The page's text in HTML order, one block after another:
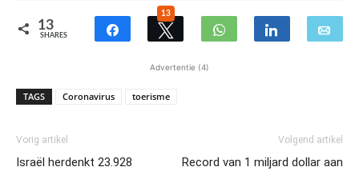
13
SHARES
13
Advertentie (4)
TAGS Coronavirus toerisme
Vorig artikel
Israël herdenkt 23.928
Volgend artikel
Record van 1 miljard dollar aan